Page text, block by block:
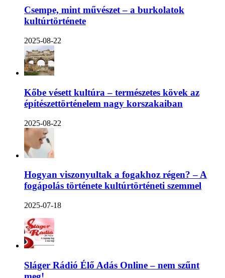
Csempe, mint művészet – a burkolatok
kultúrtörténete
2025-08-22
Kőbe vésett kultúra – természetes kövek az
építészettörténelem nagy korszakaiban
2025-08-22
Hogyan viszonyultak a fogakhoz régen? – A
fogápolás története kultúrtörténeti szemmel
2025-07-18
Sláger Rádió Élő Adás Online – nem szűnt